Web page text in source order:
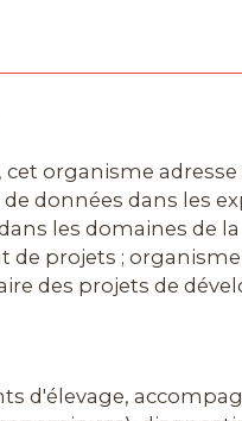
cet organisme
de données dans les
les domaines de
de projets ;
des projets de
d'élevage,